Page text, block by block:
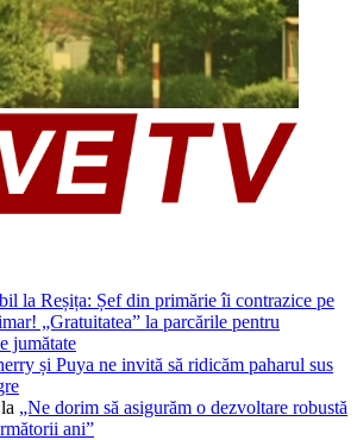
la Reșița: Șef din primărie îi contrazice pe
„Gratuitatea” la parcările pentru
jumătate
și Puya ne invită să ridicăm paharul sus
la „Ne dorim să asigurăm o dezvoltare robustă
ani”